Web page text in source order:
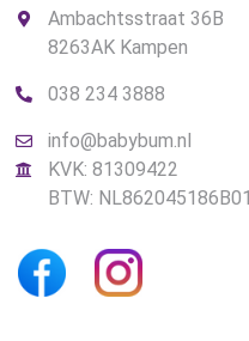
Ambachtsstraat 36B
8263AK Kampen
038 234 3888
info@babybum.nl
KVK: 81309422
BTW: NL862045186B01